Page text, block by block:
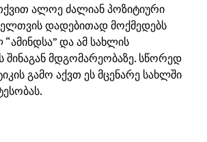
ალოე ძალიან პოზიტიური
დადებითად მოქმედებს
და ამ სახლის
შინაგან მდგომარეობაზე. სწორედ
გამო აქვთ ეს მცენარე სახლში